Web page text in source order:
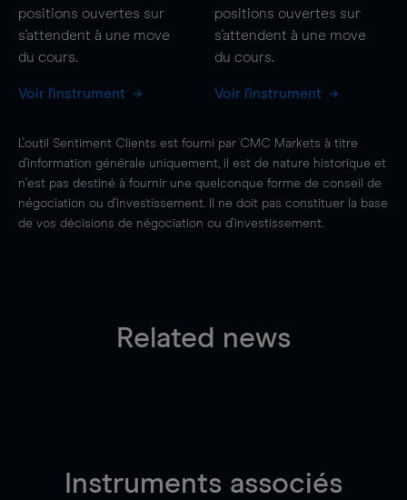
positions ouvertes sur
s'attendent à une move
du cours.
Voir l'instrument
positions ouvertes sur
s'attendent à une move
du cours.
Voir l'instrument
L'outil Sentiment Clients est fourni par CMC Markets à titre
d'information générale uniquement, il est de nature historique et
n'est pas destiné à fournir une quelconque forme de conseil de
négociation ou d'investissement. Il ne doit pas constituer la base
de vos décisions de négociation ou d'investissement.
Related news
Instruments associés